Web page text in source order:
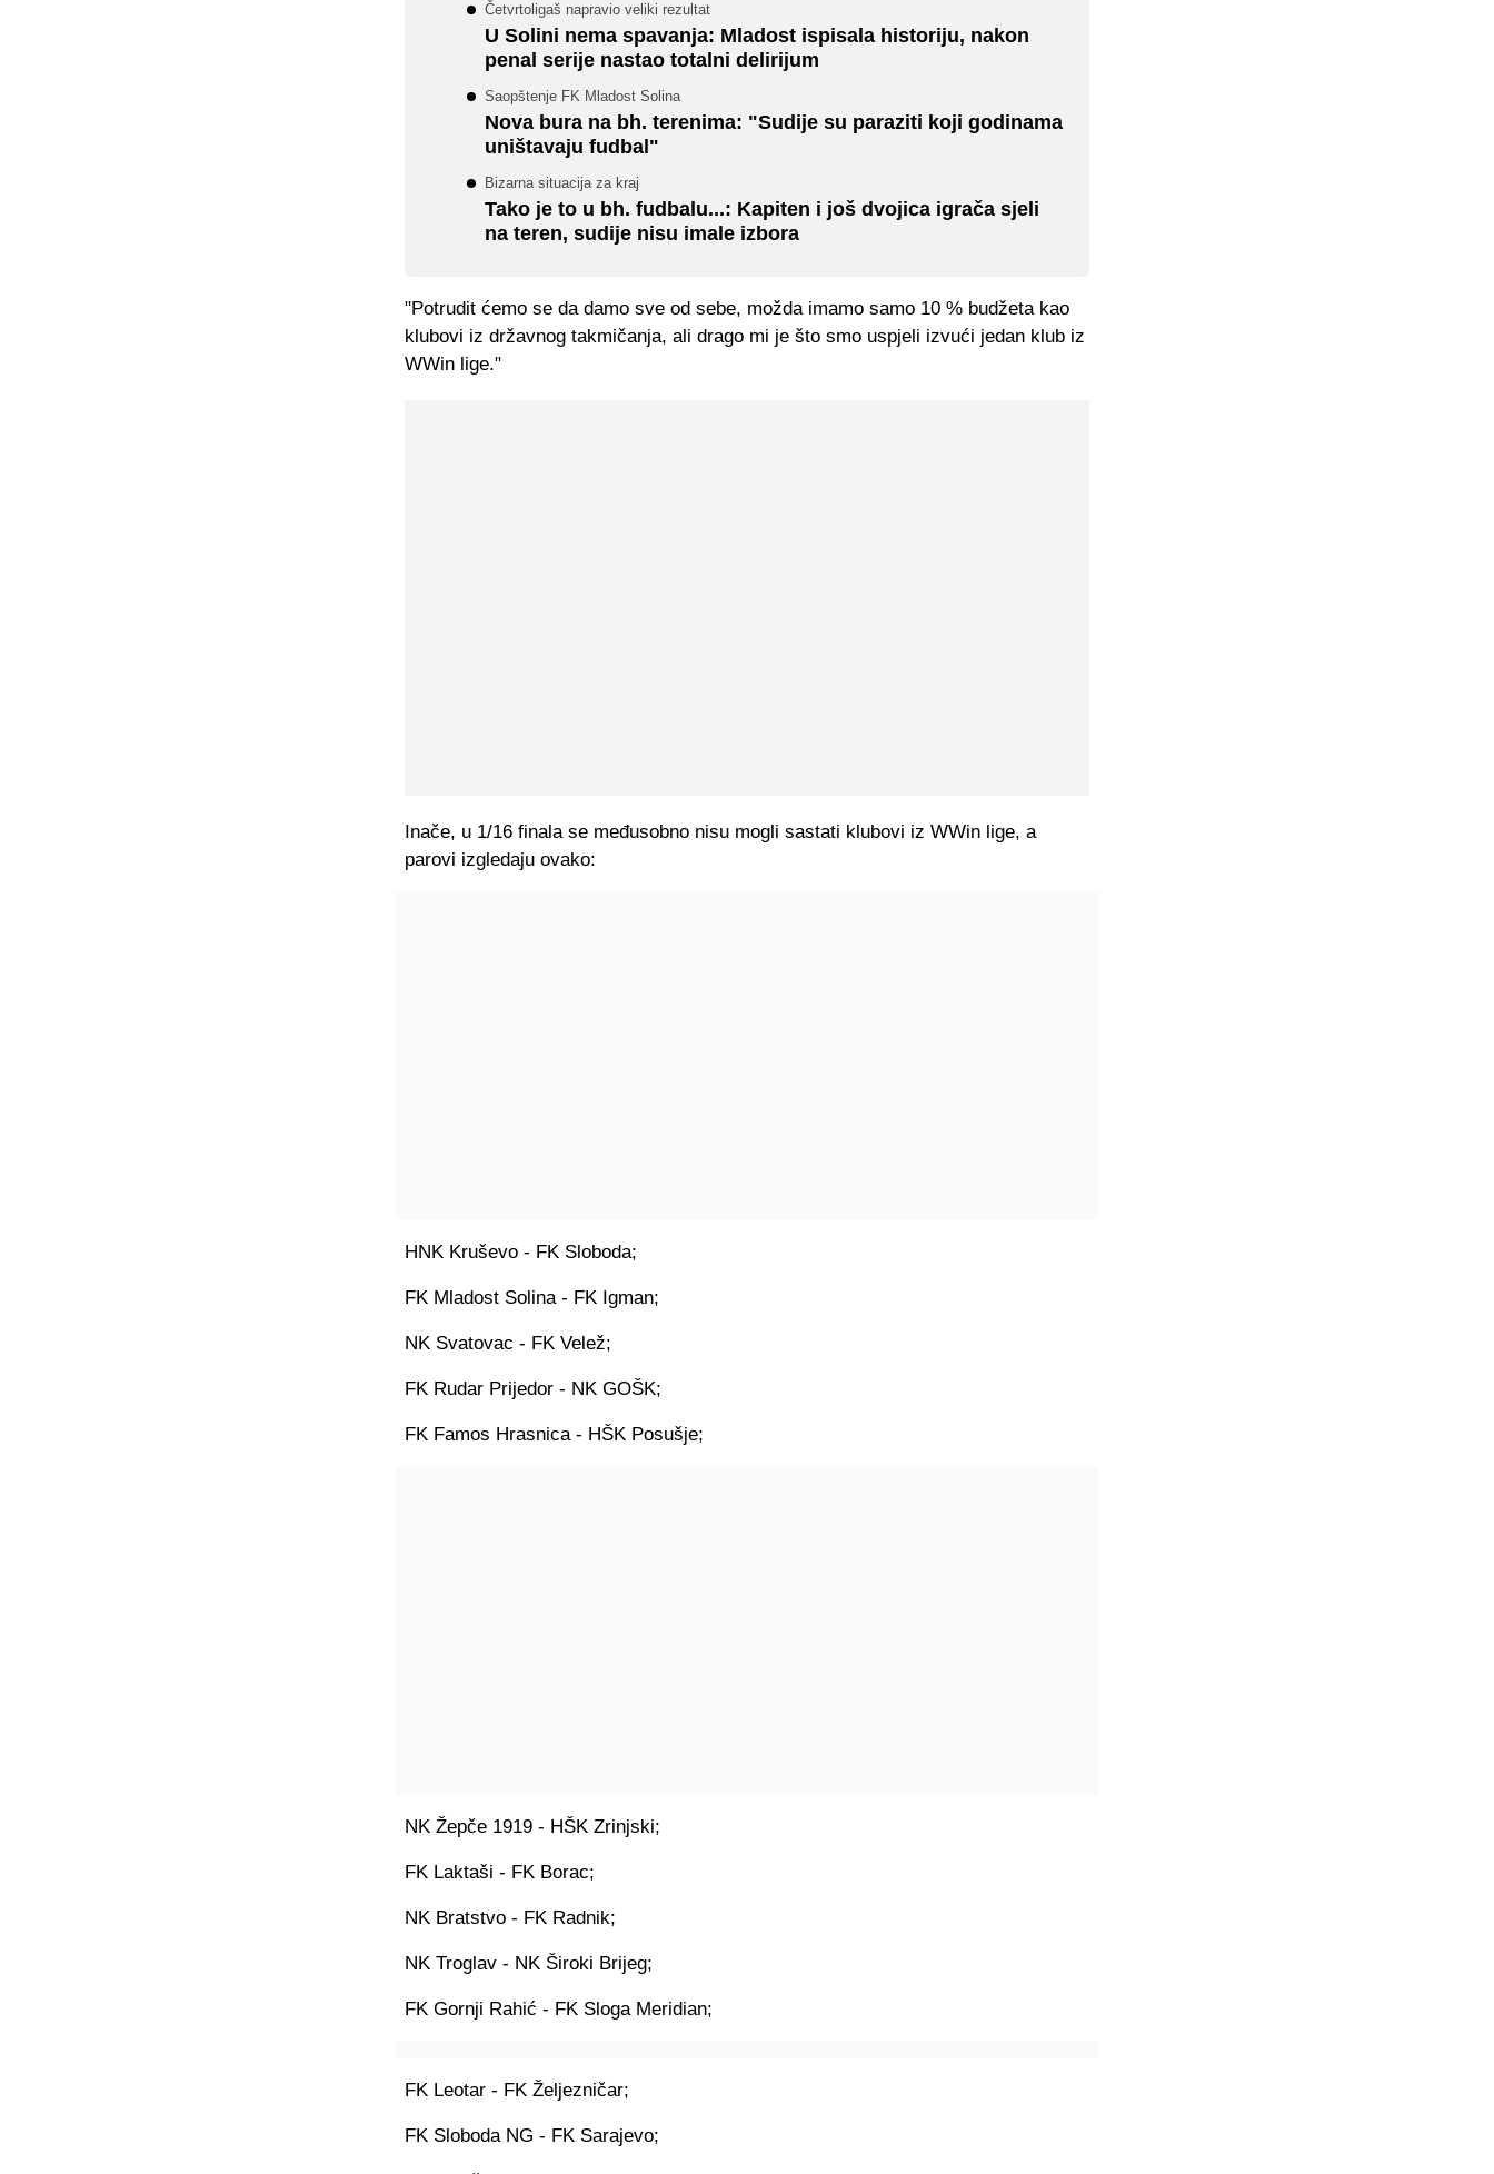
Četvrtoligaš napravio veliki rezultat
U Solini nema spavanja: Mladost ispisala historiju, nakon
penal serije nastao totalni delirijum
Saopštenje FK Mladost Solina
Nova bura na bh. terenima: "Sudije su paraziti koji godinama
uništavaju fudbal"
Bizarna situacija za kraj
Tako je to u bh. fudbalu...: Kapiten i još dvojica igrača sjeli
na teren, sudije nisu imale izbora
"Potrudit ćemo se da damo sve od sebe, možda imamo samo 10 % budžeta kao
klubovi iz državnog takmičanja, ali drago mi je što smo uspjeli izvući jedan klub iz
WWin lige."
Inače, u 1/16 finala se međusobno nisu mogli sastati klubovi iz WWin lige, a
parovi izgledaju ovako:
HNK Kruševo - FK Sloboda;
FK Mladost Solina - FK Igman;
NK Svatovac - FK Velež;
FK Rudar Prijedor - NK GOŠK;
FK Famos Hrasnica - HŠK Posušje;
NK Žepče 1919 - HŠK Zrinjski;
FK Laktaši - FK Borac;
NK Bratstvo - FK Radnik;
NK Troglav - NK Široki Brijeg;
FK Gornji Rahić - FK Sloga Meridian;
FK Leotar - FK Željezničar;
FK Sloboda NG - FK Sarajevo;